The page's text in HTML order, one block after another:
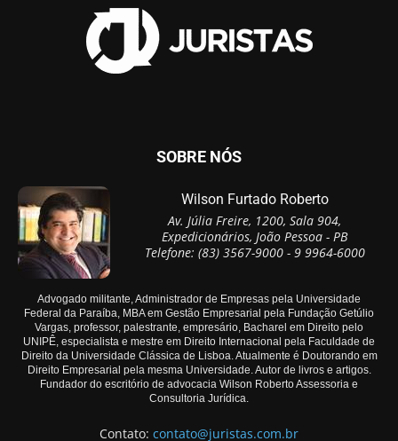
SOBRE NÓS
Wilson Furtado Roberto
Av. Júlia Freire, 1200, Sala 904,
Expedicionários, João Pessoa - PB
Telefone: (83) 3567-9000 - 9 9964-6000
Advogado militante, Administrador de Empresas pela Universidade
Federal da Paraíba, MBA em Gestão Empresarial pela Fundação Getúlio
Vargas, professor, palestrante, empresário, Bacharel em Direito pelo
UNIPÊ, especialista e mestre em Direito Internacional pela Faculdade de
Direito da Universidade Clássica de Lisboa. Atualmente é Doutorando em
Direito Empresarial pela mesma Universidade. Autor de livros e artigos.
Fundador do escritório de advocacia Wilson Roberto Assessoria e
Consultoria Jurídica.
Contato: contato@juristas.com.br